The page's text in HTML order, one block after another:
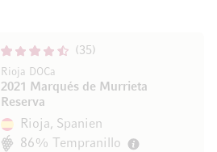
35
Rioja DOCa
2021 Marqués de Murrieta
Reserva
Rioja, Spanien
86% Tempranillo